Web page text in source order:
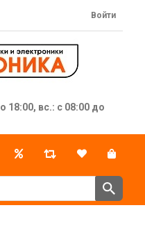
18:00, вс.: с 08:00 до
Войти